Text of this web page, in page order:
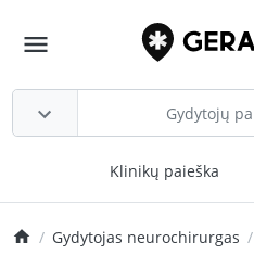
Klinikų paieška
Gydytojas neurochirurgas